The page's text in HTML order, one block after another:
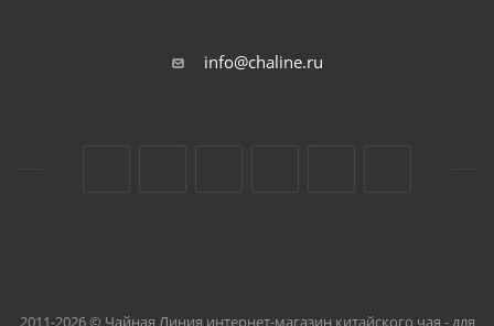
info@chaline.ru
2011-2026 © Чайная Линия интернет-магазин китайского чая - для